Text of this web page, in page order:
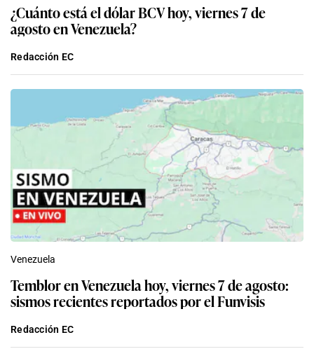
¿Cuánto está el dólar BCV hoy, viernes 7 de
agosto en Venezuela?
Redacción EC
Venezuela
Temblor en Venezuela hoy, viernes 7 de agosto:
sismos recientes reportados por el Funvisis
Redacción EC